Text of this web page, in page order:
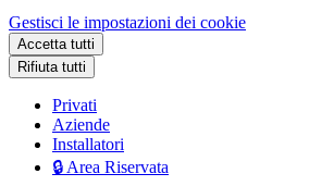
Gestisci le impostazioni dei cookie
Accetta tutti
Rifiuta tutti
Privati
Aziende
Installatori
🔒 Area Riservata